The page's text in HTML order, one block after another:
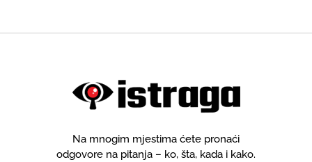
Na mnogim mjestima ćete pronaći
odgovore na pitanja – ko, šta, kada i kako.